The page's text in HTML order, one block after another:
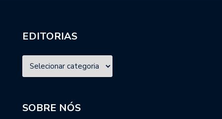
EDITORIAS
SOBRE NÓS